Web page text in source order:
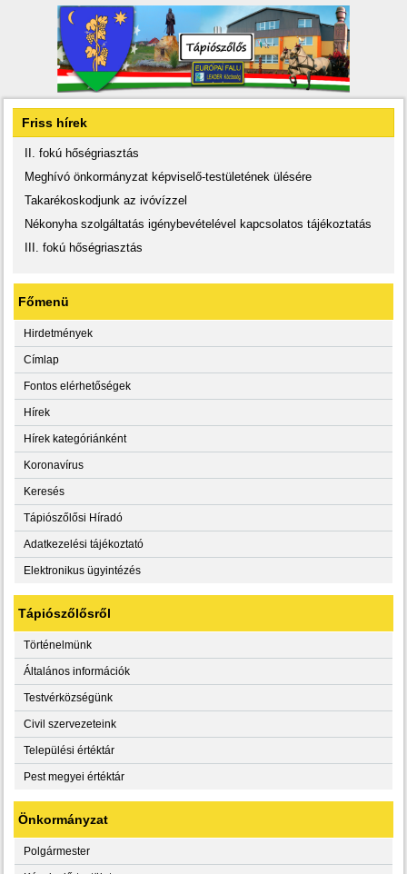
Friss hírek
II. fokú hőségriasztás
Meghívó önkormányzat képviselő-testületének ülésére
Takarékoskodjunk az ivóvízzel
Nékonyha szolgáltatás igénybevételével kapcsolatos tájékoztatás
III. fokú hőségriasztás
Főmenü
Hirdetmények
Címlap
Fontos elérhetőségek
Hírek
Hírek kategóriánként
Koronavírus
Keresés
Tápiószőlősi Híradó
Adatkezelési tájékoztató
Elektronikus ügyintézés
Tápiószőlősről
Történelmünk
Általános információk
Testvérközségünk
Civil szervezeteink
Települési értéktár
Pest megyei értéktár
Önkormányzat
Polgármester